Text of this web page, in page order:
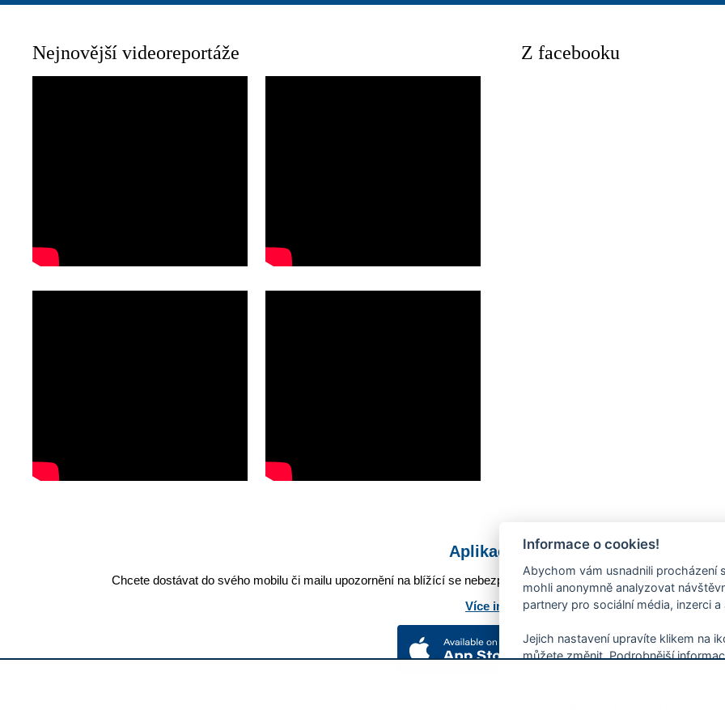
Nejnovější videoreportáže Z facebooku
Aplikace Mobilní rozhlas
Chcete dostávat do svého mobilu či mailu upozornění na blížící se nebezpečí, odstávky, poruchy a výpadky
Více informací o aplikaci
Informace o cookies!
Abychom vám usnadnili procházení
mohli anonymně analyzovat
partnery pro sociální média, inzerci a
Jejich nastavení upravíte klikem na
můžete změnit. Podrobnější